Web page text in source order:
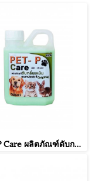
PET - P Care ผลิตภัณฑ์ดับกลิ่นเหม็นอเนกประสงค์ กลิ่นออริจินอล ขนาดบรรจุ 500 มิลลิลิตร